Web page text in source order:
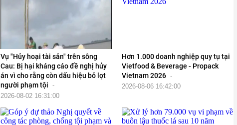
Vụ "Hủy hoại tài sản" trên sông
Cau: Bị hại kháng cáo đề nghị hủy
án vì cho rằng còn dấu hiệu bỏ lọt
người phạm tội -
2026-08-02 16:31:00
Hơn 1.000 doanh nghiệp quy tụ tại
Vietfood & Beverage - Propack
Vietnam 2026 -
2026-08-06 16:42:00